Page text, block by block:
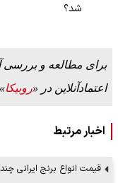
شد؟
برای مطالعه و بررسی
اعتمادآنلاین در «روبیکا
اخبار مرتبط
قیمت انواع برنج ایرانی